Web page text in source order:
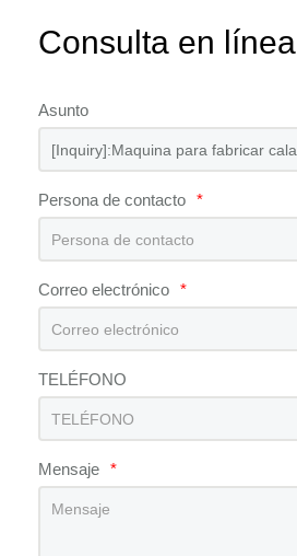
Consulta en línea
Asunto
Persona de contacto *
Correo electrónico *
TELÉFONO
Mensaje *